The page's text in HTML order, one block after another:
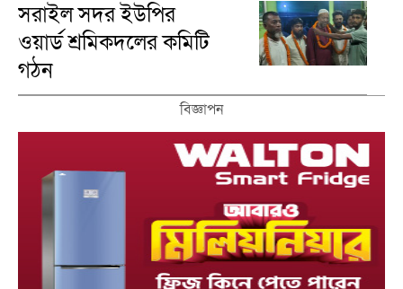
সরাইল সদর ইউপির
ওয়ার্ড শ্রমিকদলের কমিটি
গঠন
বিজ্ঞাপন